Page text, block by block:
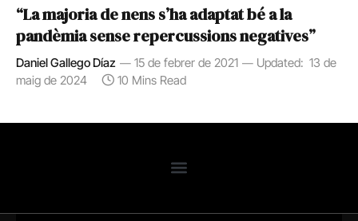
“La majoria de nens s’ha adaptat bé a la
pandèmia sense repercussions negatives”
Daniel Gallego Díaz 15 de febrer de 2021 Updated: 13 de
maig de 2024
10 Mins Read